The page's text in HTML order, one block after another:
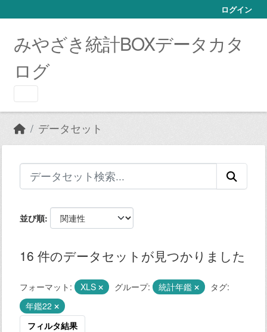
ログイン
みやざき統計BOXデータカタ
ログ
データセット
並び順
16 件のデータセットが見つかりました
フォーマット: XLS グループ: 統計年鑑
タグ:
年鑑22
フィルタ結果